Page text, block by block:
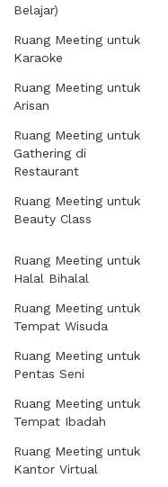
Belajar)
Ruang Meeting untuk
Karaoke
Ruang Meeting untuk
Arisan
Ruang Meeting untuk
Gathering di
Restaurant
Ruang Meeting untuk
Beauty Class
Ruang Meeting untuk
Halal Bihalal
Ruang Meeting untuk
Tempat Wisuda
Ruang Meeting untuk
Pentas Seni
Ruang Meeting untuk
Tempat Ibadah
Ruang Meeting untuk
Kantor Virtual